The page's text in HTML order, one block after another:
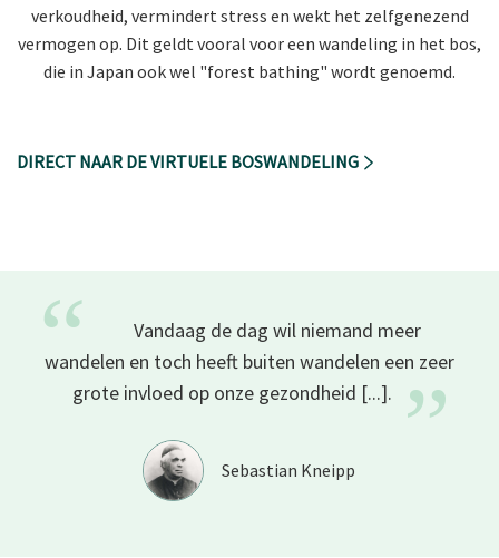
verkoudheid, vermindert stress en wekt het zelfgenezend
vermogen op. Dit geldt vooral voor een wandeling in het bos,
die in Japan ook wel "forest bathing" wordt genoemd.
DIRECT NAAR DE VIRTUELE BOSWANDELING
“
Vandaag de dag wil niemand meer
wandelen en toch heeft buiten wandelen een zeer
grote invloed op onze gezondheid [...]. ”
Sebastian Kneipp